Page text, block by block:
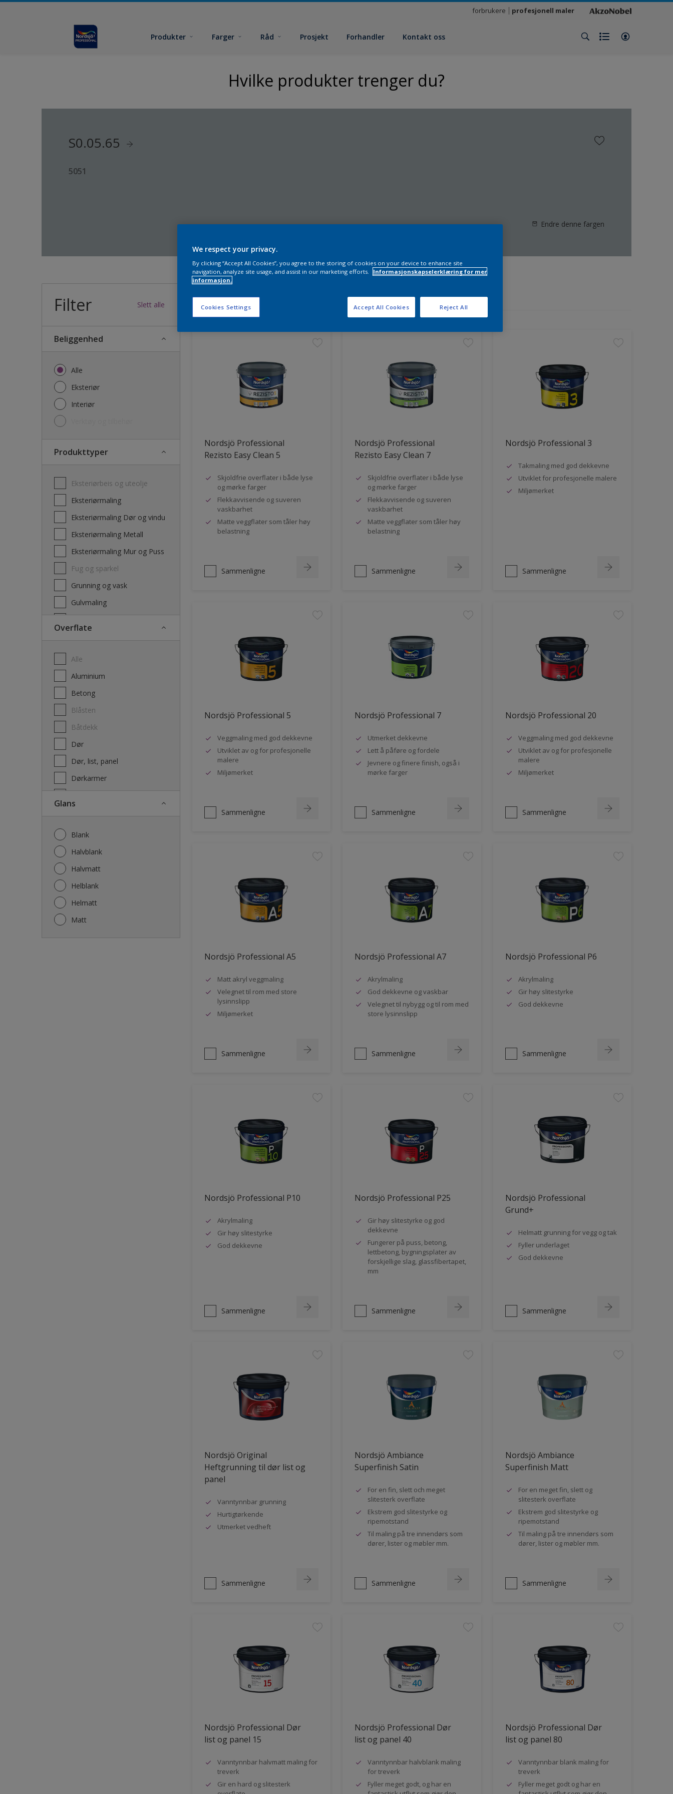
forbrukere profesjonell maler
Produkter Farger Råd Prosjekt Forhandler Kontakt oss
Hvilke produkter trenger du?
S0.05.65
5051
Endre denne fargen
Filter Slett alle
Beliggenhed
Alle
Eksteriør
Interiør
Produkttyper
Eksteriørbeis og uteolje
Eksteriørmaling
Eksteriørmaling Dør og vindu
Eksteriørmaling Metall
Eksteriørmaling Mur og Puss
Fug og sparkel
Grunning og vask
Gulvmaling
Overflate
Alle
Aluminium
Betong
Blåsten
Båtdekk
Dør
Dør, list, panel
Dørkarmer
Glans
Blank
Halvblank
Halvmatt
Helblank
Helmatt
Matt
36produkter funnet
Nordsjö Professional
Rezisto Easy Clean 5
Skjoldfrie overflater i både lyse
og mørke farger
Flekkavvisende og suveren
vaskbarhet
Matte veggflater som tåler høy
belastning
Sammenligne
Nordsjö Professional
Rezisto Easy Clean 7
Skjoldfrie overflater i både lyse
og mørke farger
Flekkavvisende og suveren
vaskbarhet
Matte veggflater som tåler høy
belastning
Sammenligne
Nordsjö Professional 3
Takmaling med god dekkevne
Utviklet for profesjonelle malere
Miljømerket
Sammenligne
Nordsjö Professional 5
Veggmaling med god dekkevne
Utviklet av og for profesjonelle
malere
Miljømerket
Sammenligne
Nordsjö Professional 7
Utmerket dekkevne
Lett å påføre og fordele
Jevnere og finere finish, også i
mørke farger
Sammenligne
Nordsjö Professional 20
Veggmaling med god dekkevne
Utviklet av og for profesjonelle
malere
Miljømerket
Sammenligne
Nordsjö Professional A5
Matt akryl veggmaling
Velegnet til rom med store
lysinnslipp
Miljømerket
Sammenligne
Nordsjö Professional A7
Akrylmaling
God dekkevne og vaskbar
Velegnet til nybygg og til rom med
store lysinnslipp
Sammenligne
Nordsjö Professional P6
Akrylmaling
Gir høy slitestyrke
God dekkevne
Sammenligne
Nordsjö Professional P10
Akrylmaling
Gir høy slitestyrke
God dekkevne
Sammenligne
Nordsjö Professional P25
Gir høy slitestyrke og god
dekkevne
Fungerer på puss, betong,
lettbetong, bygningsplater av
forskjellige slag, glassfibertapet,
mm
Sammenligne
Nordsjö Professional
Grund+
Helmatt grunning for vegg og tak
Fyller underlaget
God dekkevne
Sammenligne
Nordsjö Original
Heftgrunning til dør list og
panel
Vanntynnbar grunning
Hurtigtørkende
Utmerket vedheft
Sammenligne
Nordsjö Ambiance
Superfinish Satin
For en fin, slett och meget
slitesterk overflate
Ekstrem god slitestyrke og
ripemotstand
Til maling på tre innendørs som
dører, lister og møbler mm.
Sammenligne
Nordsjö Ambiance
Superfinish Matt
For en meget fin, slett og
slitesterk overflate
Ekstrem god slitestyrke og
ripemotstand
Til maling på tre innendørs som
dører, lister og møbler mm.
Sammenligne
Nordsjö Professional Dør
list og panel 15
Vanntynnbar halvmatt maling for
treverk
Gir en hard og slitesterk
Nordsjö Professional Dør
list og panel 40
Vanntynnbar halvblank maling
for treverk
Fyller meget godt, og har en
Nordsjö Professional Dør
list og panel 80
Vanntynnbar blank maling for
treverk
Fyller meget godt og har en
We respect your privacy.
By clicking “Accept All Cookies”, you agree to the storing of cookies on your device to enhance site
navigation, analyze site usage, and assist in our marketing efforts.
Informasjonskapselerklæring for mer
informasjon.
Cookies Settings Reject All
Accept All Cookies